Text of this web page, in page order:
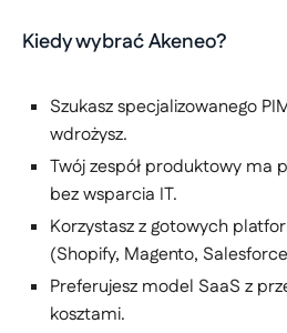
Kiedy wybrać Akeneo?
Szukasz specjalizowanego
wdrożysz.
Twój zespół produktowy ma
bez wsparcia IT.
Korzystasz z gotowych
(Shopify, Magento,
Preferujesz model SaaS z
kosztami.